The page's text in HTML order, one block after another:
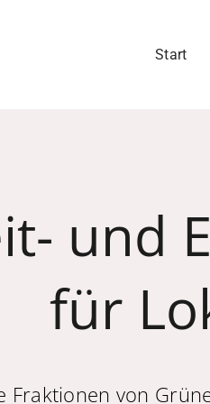
Start
und
für
Fraktionen von